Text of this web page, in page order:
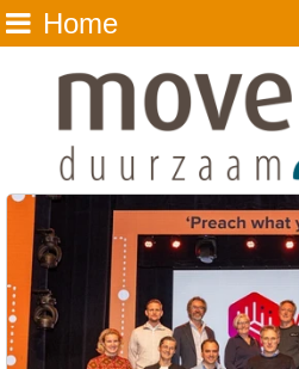
Home
DuMo
Waarom MoveNext
Duurzaam advies
Projecten
over ons
071
Kvk:
-
Home